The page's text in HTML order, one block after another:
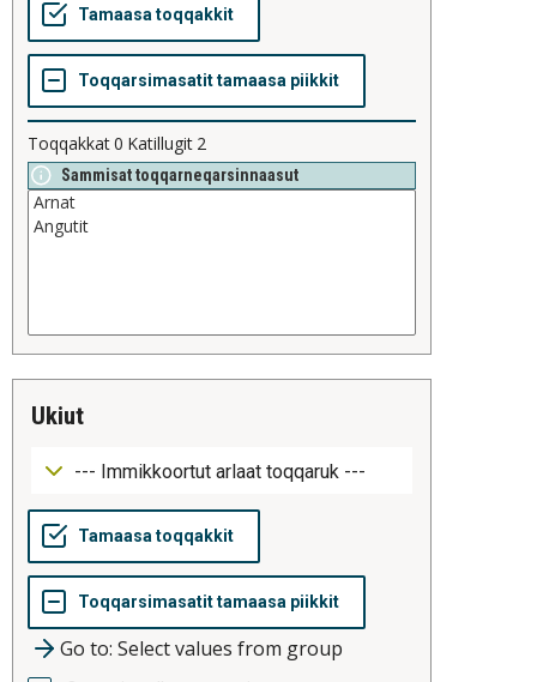
Toqqakkat0 Katillugit 2
Sammisat toqqarneqarsinnaasut
ukiut
Go to: Select values from group